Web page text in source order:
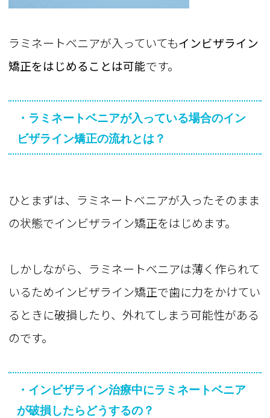
ラミネートベニアが入っていてもインビザライン
矯正をはじめることは可能です。
・ラミネートベニアが入っている場合のイン
ビザライン矯正の流れとは？
ひとまずは、ラミネートベニアが入ったそのまま
の状態でインビザライン矯正をはじめます。
しかしながら、ラミネートベニアは薄く作られて
いるためインビザライン矯正で歯に力をかけてい
るときに破損したり、外れてしまう可能性がある
のです。
・インビザライン治療中にラミネートベニア
が破損したらどうするの？